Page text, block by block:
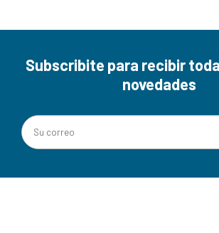
Subscribite para recibir
novedades